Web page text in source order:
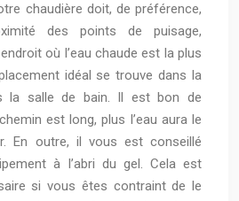
chaudière doit, de préférence,
des points de puisage,
où l’eau chaude est la plus
idéal se trouve dans la
la salle de bain. Il est bon de
est long, plus l’eau aura le
En outre, il vous est conseillé
à l’abri du gel. Cela est
si vous êtes contraint de le